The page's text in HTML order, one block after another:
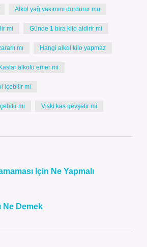
Alkol yağ yakımını durdurur mu
mi Günde 1 bira kilo aldirir mi
mı Hangi alkol kilo yapmaz
Kaslar alkolü emer mi
içebilir mi
mi Viski kas gevşetir mi
Için Ne Yapmalı
Ne Demek